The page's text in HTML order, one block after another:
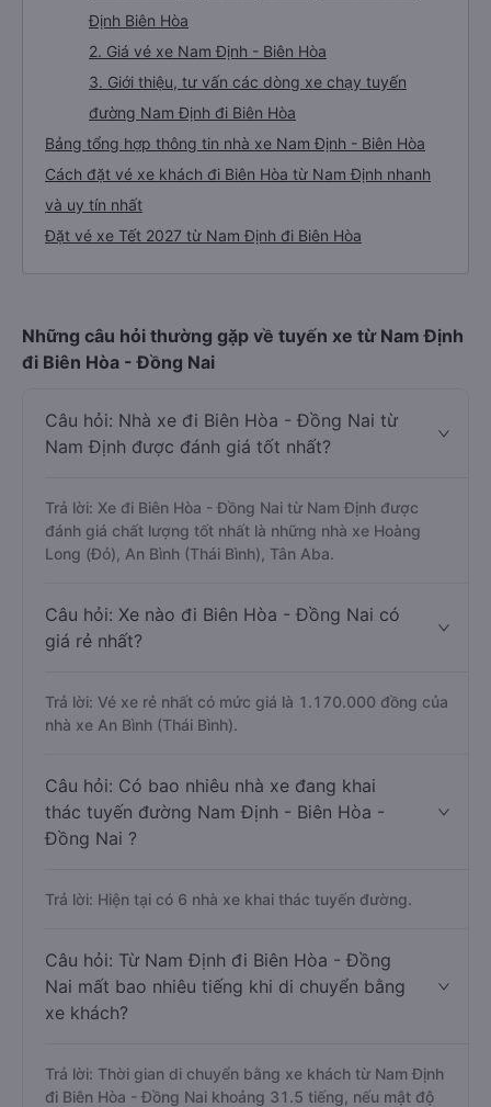
Định Biên Hòa
2. Giá vé xe Nam Định - Biên Hòa
3. Giới thiệu, tư vấn các dòng xe chạy tuyến
đường Nam Định đi Biên Hòa
Bảng tổng hợp thông tin nhà xe Nam Định - Biên Hòa
Cách đặt vé xe khách đi Biên Hòa từ Nam Định nhanh
và uy tín nhất
Đặt vé xe Tết 2027 từ Nam Định đi Biên Hòa
Những câu hỏi thường gặp về tuyến xe từ Nam Định
đi Biên Hòa - Đồng Nai
Câu hỏi: Nhà xe đi Biên Hòa - Đồng Nai từ
Nam Định được đánh giá tốt nhất?
Trả lời: Xe đi Biên Hòa - Đồng Nai từ Nam Định được
đánh giá chất lượng tốt nhất là những nhà xe Hoàng
Long (Đỏ), An Bình (Thái Bình), Tân Aba.
Câu hỏi: Xe nào đi Biên Hòa - Đồng Nai có
giá rẻ nhất?
Trả lời: Vé xe rẻ nhất có mức giá là 1.170.000 đồng của
nhà xe An Bình (Thái Bình).
Câu hỏi: Có bao nhiêu nhà xe đang khai
thác tuyến đường Nam Định - Biên Hòa -
Đồng Nai ?
Trả lời: Hiện tại có 6 nhà xe khai thác tuyến đường.
Câu hỏi: Từ Nam Định đi Biên Hòa - Đồng
Nai mất bao nhiêu tiếng khi di chuyển bằng
xe khách?
Trả lời: Thời gian di chuyển bằng xe khách từ Nam Định
đi Biên Hòa - Đồng Nai khoảng 31.5 tiếng, nếu mật độ